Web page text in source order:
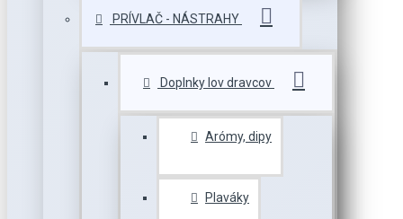
PRÍVLAČ - NÁSTRAHY
Doplnky lov dravcov
Arómy, dipy
Plaváky